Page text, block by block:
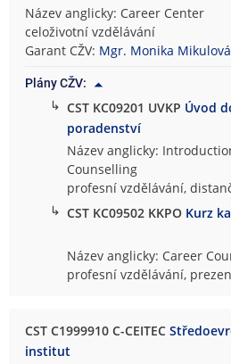
Název anglicky: Career Center
celoživotní vzdělávání
Garant CŽV: Mgr. Monika
Plány CŽV:
↳ CST KC09201 UVKP Úvod
poradenství
Název anglicky:
Counselling
profesní vzdělávání,
↳ CST KC09502 KKPO Kurz
Název anglicky: Career
profesní vzdělávání,
CST C1999910 C-CEITEC
institut